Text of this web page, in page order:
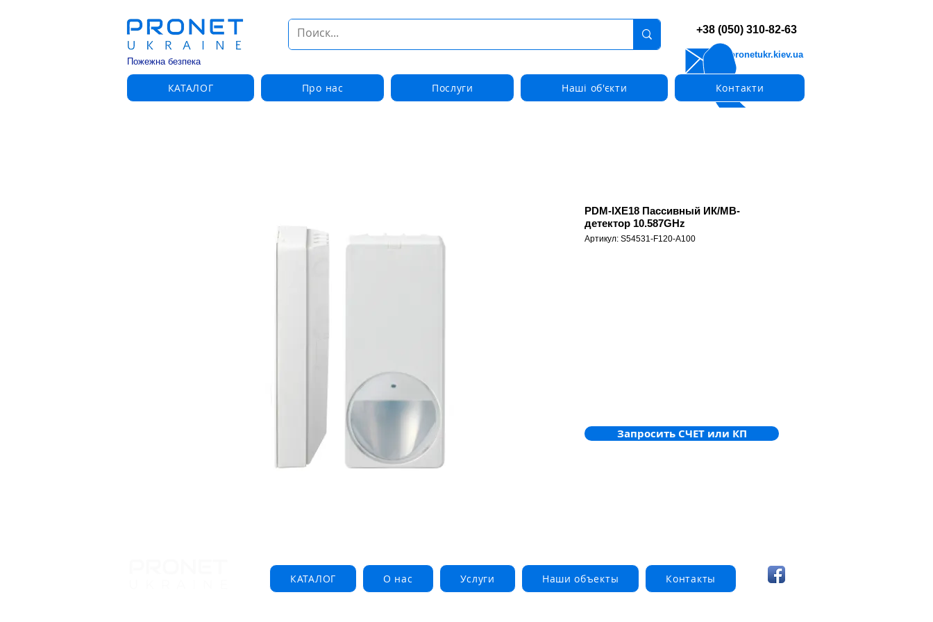
Пожежна безпека
info@pronetukr.kiev.ua
+38 (050) 310-82-63
КАТАЛОГ Про нас Послуги Наші об'єкти Контакти
PDM-IXE18 Пассивный ИК/МВ-
детектор 10.587GHz
Артикул: S54531-F120-A100
Запросить СЧЕТ или КП
КАТАЛОГ О нас Услуги Наши объекты Контакты